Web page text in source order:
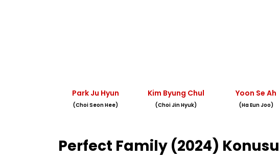
Park Ju Hyun
(Choi Seon Hee)
Kim Byung Chul
(Choi Jin Hyuk)
Yoon Se Ah
(Ha Eun Joo)
Perfect Family (2024)